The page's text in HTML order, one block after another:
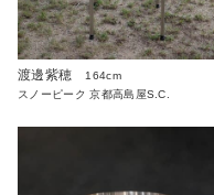
渡邊紫穂
164cm
スノーピーク 京都高島屋S.C.